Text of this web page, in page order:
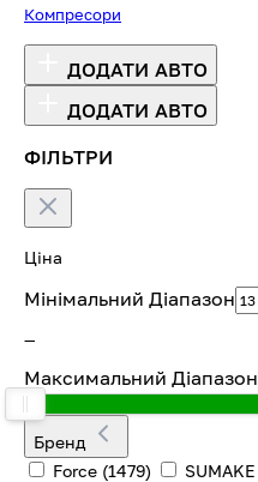
Компресори
ДОДАТИ АВТО
ДОДАТИ АВТО
ФІЛЬТРИ
Ціна
Мінімальний Діапазон
—
Максимальний Діапазон
Бренд
Force (1479) SUMAKE